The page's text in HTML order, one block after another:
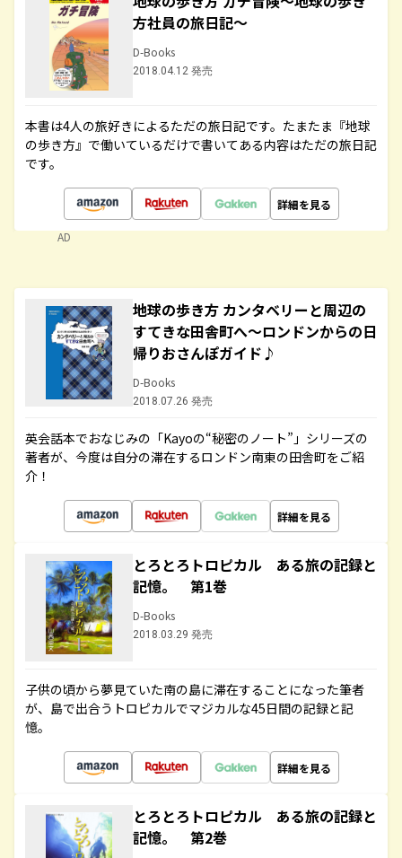
方社員の旅日記～
D-Books
2018.04.12 発売
本書は4人の旅好きによるただの旅日記です。たまたま『地球
の歩き方』で働いているだけで書いてある内容はただの旅日記
です。
詳細を見る
AD
地球の歩き方 カンタベリーと周辺の
すてきな田舎町へ～ロンドンからの日
帰りおさんぽガイド♪
D-Books
2018.07.26 発売
英会話本でおなじみの「Kayoの“秘密のノート”」シリーズの
著者が、今度は自分の滞在するロンドン南東の田舎町をご紹
介！
詳細を見る
とろとろトロピカル ある旅の記録と
記憶。 第1巻
D-Books
2018.03.29 発売
子供の頃から夢見ていた南の島に滞在することになった筆者
が、島で出合うトロピカルでマジカルな45日間の記録と記
憶。
詳細を見る
とろとろトロピカル ある旅の記録と
記憶。 第2巻